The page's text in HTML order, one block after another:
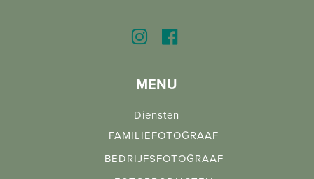
MENU
Diensten
FAMILIEFOTOGRAAF
BEDRIJFSFOTOGRAAF